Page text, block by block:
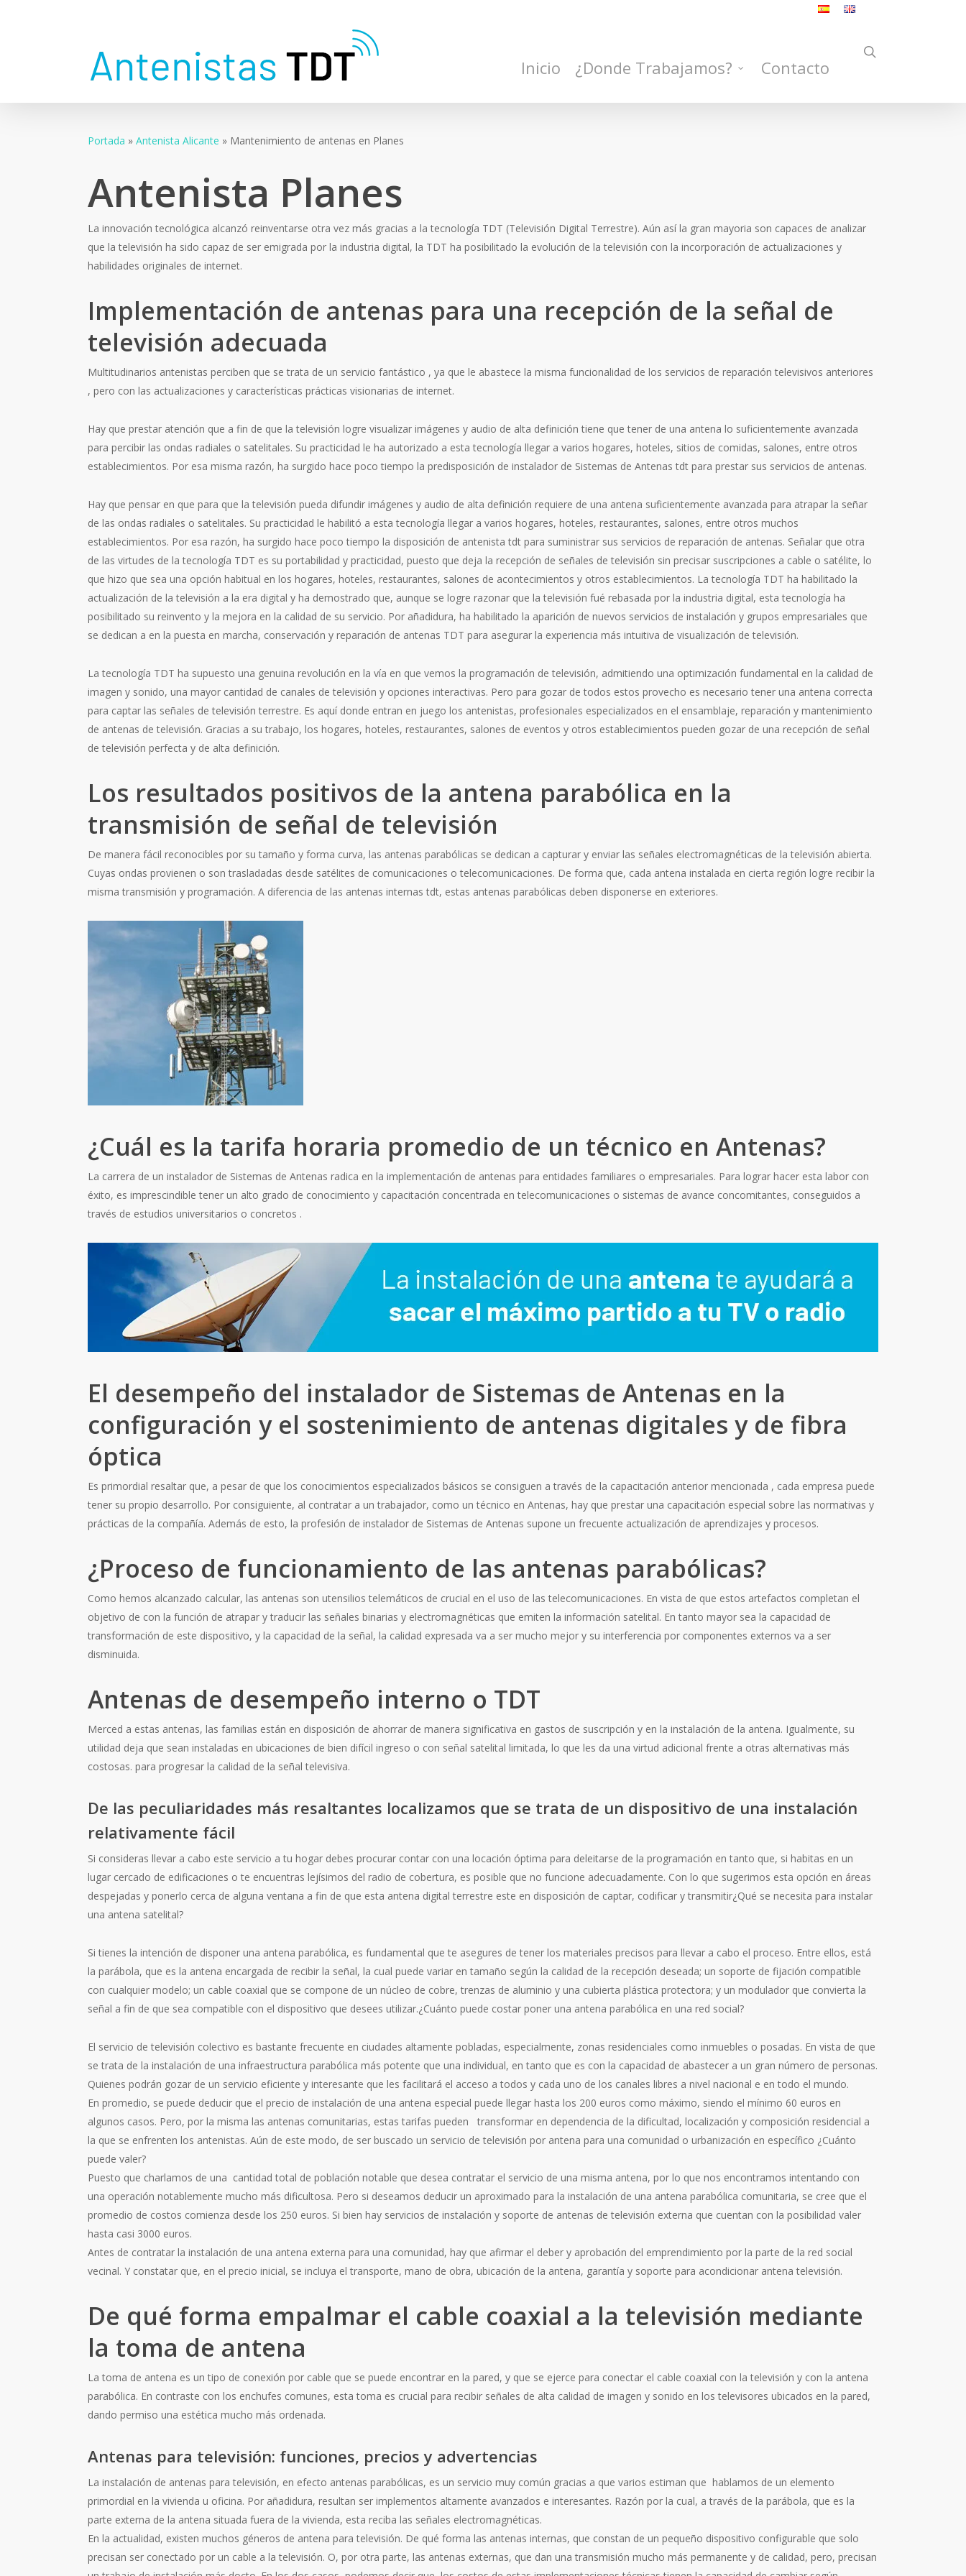
Inicio ¿Donde Trabajamos? Contacto
Portada » Antenista Alicante » Mantenimiento de antenas en Planes
Antenista Planes
La innovación tecnológica alcanzó reinventarse otra vez más gracias a la tecnología TDT (Televisión Digital Terrestre). Aún así la gran mayoria son capaces de analizar
que la televisión ha sido capaz de ser emigrada por la industria digital, la TDT ha posibilitado la evolución de la televisión con la incorporación de actualizaciones y
habilidades originales de internet.
Implementación de antenas para una recepción de la señal de
televisión adecuada
Multitudinarios antenistas perciben que se trata de un servicio fantástico , ya que le abastece la misma funcionalidad de los servicios de reparación televisivos anteriores
, pero con las actualizaciones y características prácticas visionarias de internet.
Hay que prestar atención que a fin de que la televisión logre visualizar imágenes y audio de alta definición tiene que tener de una antena lo suficientemente avanzada
para percibir las ondas radiales o satelitales. Su practicidad le ha autorizado a esta tecnología llegar a varios hogares, hoteles, sitios de comidas, salones, entre otros
establecimientos. Por esa misma razón, ha surgido hace poco tiempo la predisposición de instalador de Sistemas de Antenas tdt para prestar sus servicios de antenas.
Hay que pensar en que para que la televisión pueda difundir imágenes y audio de alta definición requiere de una antena suficientemente avanzada para atrapar la señar
de las ondas radiales o satelitales. Su practicidad le habilitó a esta tecnología llegar a varios hogares, hoteles, restaurantes, salones, entre otros muchos
establecimientos. Por esa razón, ha surgido hace poco tiempo la disposición de antenista tdt para suministrar sus servicios de reparación de antenas. Señalar que otra
de las virtudes de la tecnología TDT es su portabilidad y practicidad, puesto que deja la recepción de señales de televisión sin precisar suscripciones a cable o satélite, lo
que hizo que sea una opción habitual en los hogares, hoteles, restaurantes, salones de acontecimientos y otros establecimientos. La tecnología TDT ha habilitado la
actualización de la televisión a la era digital y ha demostrado que, aunque se logre razonar que la televisión fué rebasada por la industria digital, esta tecnología ha
posibilitado su reinvento y la mejora en la calidad de su servicio. Por añadidura, ha habilitado la aparición de nuevos servicios de instalación y grupos empresariales que
se dedican a en la puesta en marcha, conservación y reparación de antenas TDT para asegurar la experiencia más intuitiva de visualización de televisión.
La tecnología TDT ha supuesto una genuina revolución en la vía en que vemos la programación de televisión, admitiendo una optimización fundamental en la calidad de
imagen y sonido, una mayor cantidad de canales de televisión y opciones interactivas. Pero para gozar de todos estos provecho es necesario tener una antena correcta
para captar las señales de televisión terrestre. Es aquí donde entran en juego los antenistas, profesionales especializados en el ensamblaje, reparación y mantenimiento
de antenas de televisión. Gracias a su trabajo, los hogares, hoteles, restaurantes, salones de eventos y otros establecimientos pueden gozar de una recepción de señal
de televisión perfecta y de alta definición.
Los resultados positivos de la antena parabólica en la
transmisión de señal de televisión
De manera fácil reconocibles por su tamaño y forma curva, las antenas parabólicas se dedican a capturar y enviar las señales electromagnéticas de la televisión abierta.
Cuyas ondas provienen o son trasladadas desde satélites de comunicaciones o telecomunicaciones. De forma que, cada antena instalada en cierta región logre recibir la
misma transmisión y programación. A diferencia de las antenas internas tdt, estas antenas parabólicas deben disponerse en exteriores.
¿Cuál es la tarifa horaria promedio de un técnico en Antenas?
La carrera de un instalador de Sistemas de Antenas radica en la implementación de antenas para entidades familiares o empresariales. Para lograr hacer esta labor con
éxito, es imprescindible tener un alto grado de conocimiento y capacitación concentrada en telecomunicaciones o sistemas de avance concomitantes, conseguidos a
través de estudios universitarios o concretos .
El desempeño del instalador de Sistemas de Antenas en la
configuración y el sostenimiento de antenas digitales y de fibra
óptica
Es primordial resaltar que, a pesar de que los conocimientos especializados básicos se consiguen a través de la capacitación anterior mencionada , cada empresa puede
tener su propio desarrollo. Por consiguiente, al contratar a un trabajador, como un técnico en Antenas, hay que prestar una capacitación especial sobre las normativas y
prácticas de la compañía. Además de esto, la profesión de instalador de Sistemas de Antenas supone un frecuente actualización de aprendizajes y procesos.
¿Proceso de funcionamiento de las antenas parabólicas?
Como hemos alcanzado calcular, las antenas son utensilios telemáticos de crucial en el uso de las telecomunicaciones. En vista de que estos artefactos completan el
objetivo de con la función de atrapar y traducir las señales binarias y electromagnéticas que emiten la información satelital. En tanto mayor sea la capacidad de
transformación de este dispositivo, y la capacidad de la señal, la calidad expresada va a ser mucho mejor y su interferencia por componentes externos va a ser
disminuida.
Antenas de desempeño interno o TDT
Merced a estas antenas, las familias están en disposición de ahorrar de manera significativa en gastos de suscripción y en la instalación de la antena. Igualmente, su
utilidad deja que sean instaladas en ubicaciones de bien difícil ingreso o con señal satelital limitada, lo que les da una virtud adicional frente a otras alternativas más
costosas. para progresar la calidad de la señal televisiva.
De las peculiaridades más resaltantes localizamos que se trata de un dispositivo de una instalación
relativamente fácil
Si consideras llevar a cabo este servicio a tu hogar debes procurar contar con una locación óptima para deleitarse de la programación en tanto que, si habitas en un
lugar cercado de edificaciones o te encuentras lejísimos del radio de cobertura, es posible que no funcione adecuadamente. Con lo que sugerimos esta opción en áreas
despejadas y ponerlo cerca de alguna ventana a fin de que esta antena digital terrestre este en disposición de captar, codificar y transmitir¿Qué se necesita para instalar
una antena satelital?
Si tienes la intención de disponer una antena parabólica, es fundamental que te asegures de tener los materiales precisos para llevar a cabo el proceso. Entre ellos, está
la parábola, que es la antena encargada de recibir la señal, la cual puede variar en tamaño según la calidad de la recepción deseada; un soporte de fijación compatible
con cualquier modelo; un cable coaxial que se compone de un núcleo de cobre, trenzas de aluminio y una cubierta plástica protectora; y un modulador que convierta la
señal a fin de que sea compatible con el dispositivo que desees utilizar.¿Cuánto puede costar poner una antena parabólica en una red social?
El servicio de televisión colectivo es bastante frecuente en ciudades altamente pobladas, especialmente, zonas residenciales como inmuebles o posadas. En vista de que
se trata de la instalación de una infraestructura parabólica más potente que una individual, en tanto que es con la capacidad de abastecer a un gran número de personas.
Quienes podrán gozar de un servicio eficiente y interesante que les facilitará el acceso a todos y cada uno de los canales libres a nivel nacional e en todo el mundo.
En promedio, se puede deducir que el precio de instalación de una antena especial puede llegar hasta los 200 euros como máximo, siendo el mínimo 60 euros en
algunos casos. Pero, por la misma las antenas comunitarias, estas tarifas pueden transformar en dependencia de la dificultad, localización y composición residencial a
la que se enfrenten los antenistas. Aún de este modo, de ser buscado un servicio de televisión por antena para una comunidad o urbanización en específico ¿Cuánto
puede valer?
Puesto que charlamos de una cantidad total de población notable que desea contratar el servicio de una misma antena, por lo que nos encontramos intentando con
una operación notablemente mucho más dificultosa. Pero si deseamos deducir un aproximado para la instalación de una antena parabólica comunitaria, se cree que el
promedio de costos comienza desde los 250 euros. Si bien hay servicios de instalación y soporte de antenas de televisión externa que cuentan con la posibilidad valer
hasta casi 3000 euros.
Antes de contratar la instalación de una antena externa para una comunidad, hay que afirmar el deber y aprobación del emprendimiento por la parte de la red social
vecinal. Y constatar que, en el precio inicial, se incluya el transporte, mano de obra, ubicación de la antena, garantía y soporte para acondicionar antena televisión.
De qué forma empalmar el cable coaxial a la televisión mediante
la toma de antena
La toma de antena es un tipo de conexión por cable que se puede encontrar en la pared, y que se ejerce para conectar el cable coaxial con la televisión y con la antena
parabólica. En contraste con los enchufes comunes, esta toma es crucial para recibir señales de alta calidad de imagen y sonido en los televisores ubicados en la pared,
dando permiso una estética mucho más ordenada.
Antenas para televisión: funciones, precios y advertencias
La instalación de antenas para televisión, en efecto antenas parabólicas, es un servicio muy común gracias a que varios estiman que hablamos de un elemento
primordial en la vivienda u oficina. Por añadidura, resultan ser implementos altamente avanzados e interesantes. Razón por la cual, a través de la parábola, que es la
parte externa de la antena situada fuera de la vivienda, esta reciba las señales electromagnéticas.
En la actualidad, existen muchos géneros de antena para televisión. De qué forma las antenas internas, que constan de un pequeño dispositivo configurable que solo
precisan ser conectado por un cable a la televisión. O, por otra parte, las antenas externas, que dan una transmisión mucho más permanente y de calidad, pero, precisan